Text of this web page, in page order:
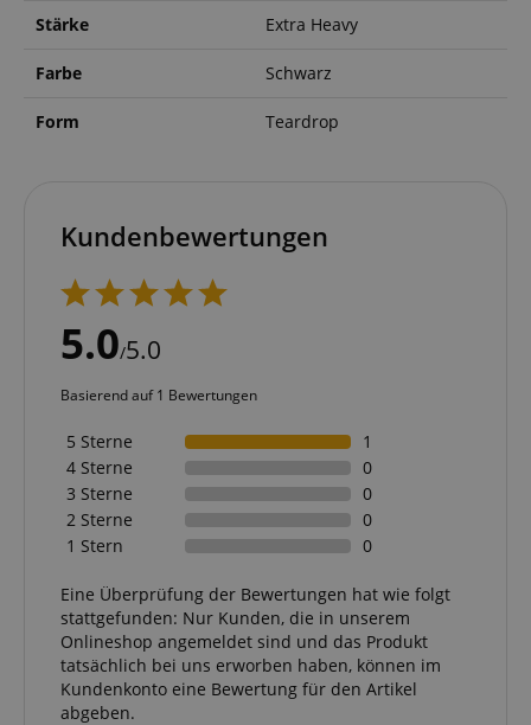
Stärke Extra Heavy
Farbe Schwarz
Form Teardrop
Kundenbewertungen
5.0/5.0
Basierend auf 1 Bewertungen
5 Sterne
1
4 Sterne
0
3 Sterne
0
2 Sterne
0
1 Stern
0
Eine Überprüfung der Bewertungen hat wie folgt
stattgefunden: Nur Kunden, die in unserem
Onlineshop angemeldet sind und das Produkt
tatsächlich bei uns erworben haben, können im
Kundenkonto eine Bewertung für den Artikel
abgeben.